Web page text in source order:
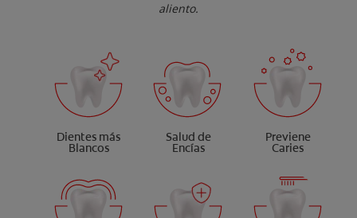
aliento.
Dientes más
Blancos
Salud de
Encías
Previene
Caries